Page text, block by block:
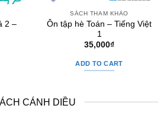
2 –
SÁCH THAM KHẢO
Ôn tập hè Toán – Tiếng Việt
1
35,000₫
ADD TO CART
CÁNH DIỀU